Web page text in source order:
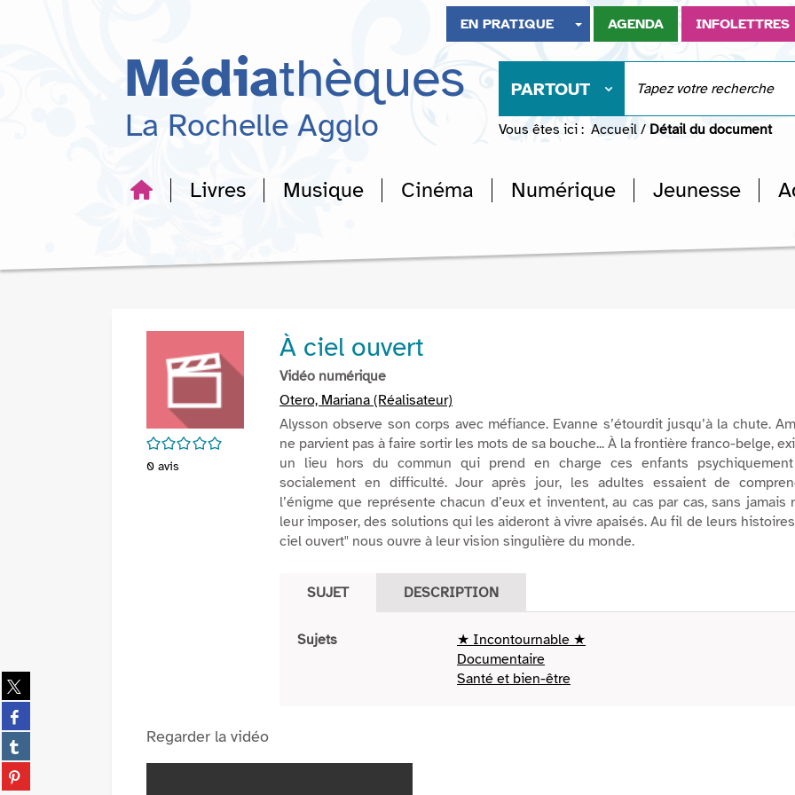
recherche
EN PRATIQUE AGENDA INFOLETTRES
Médiathèques
La Rochelle Agglo
PARTOUT
Vous êtes ici : Accueil / Détail du document
Livres Musique Cinéma Numérique Jeunesse
Partager
sur
twitter
(Nouvelle
fenêtre)
Partager
sur
facebook
(Nouvelle
fenêtre)
Partager
sur
tumblr
Partager
sur
/5
0 avis
À ciel ouvert
Vidéo numérique
Otero, Mariana (Réalisateur)
Alysson observe son corps avec méfiance. Evanne s’étourdit jusqu’à la chute.
ne parvient pas à faire sortir les mots de sa bouche... À la frontière franco-belge,
un lieu hors du commun qui prend en charge ces enfants
socialement en difficulté. Jour après jour, les adultes essaient de
l’énigme que représente chacun d’eux et inventent, au cas par cas, sans jamais
leur imposer, des solutions qui les aideront à vivre apaisés. Au fil de leurs
ciel ouvert" nous ouvre à leur vision singulière du monde.
SUJET DESCRIPTION
Sujets
★ Incontournable ★
Documentaire
Santé et bien-être
Regarder la vidéo